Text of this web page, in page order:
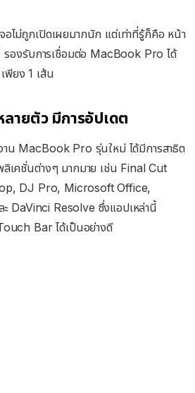
อไม่ถูกเปิดเผยมากนัก แต่เท่าที่รู้ก็คือ หน้า
องรับการเชื่อมต่อ MacBook Pro ได้
ยง 1 เส้น
ายตัว มีการอัปเดต
าน MacBook Pro รุ่นใหม่ ได้มีการสาธิต
ลิเคชั่นต่างๆ มากมาย เช่น Final Cut
DJ Pro, Microsoft Office,
DaVinci Resolve ซึ่งแอปเหล่านี้
Bar ได้เป็นอย่างดี